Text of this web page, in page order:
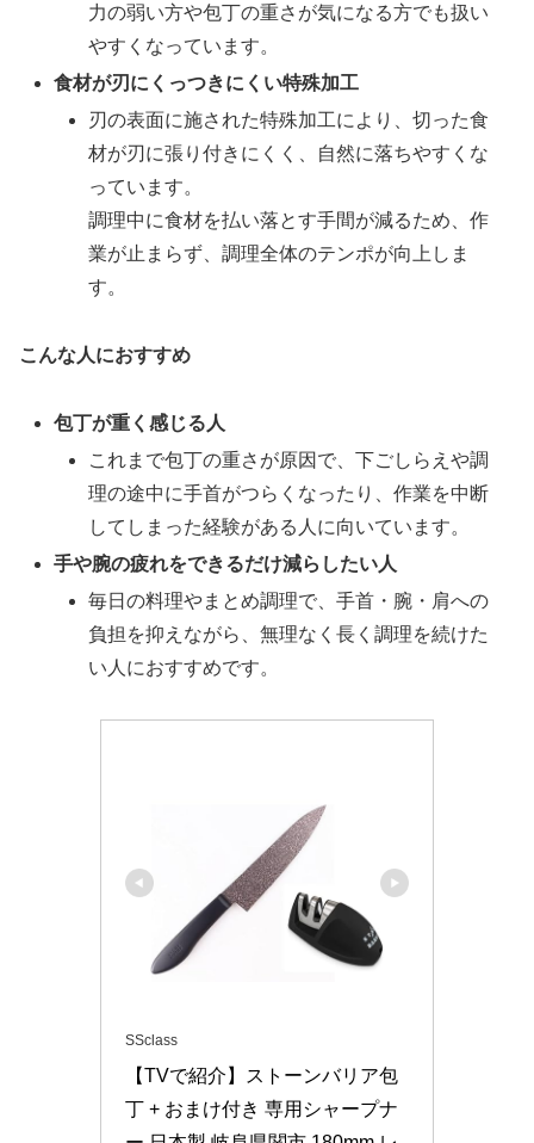
力の弱い方や包丁の重さが気になる方でも扱い
やすくなっています。
食材が刃にくっつきにくい特殊加工
刃の表面に施された特殊加工により、切った食
材が刃に張り付きにくく、自然に落ちやすくな
っています。
調理中に食材を払い落とす手間が減るため、作
業が止まらず、調理全体のテンポが向上しま
す。
こんな人におすすめ
包丁が重く感じる人
これまで包丁の重さが原因で、下ごしらえや調
理の途中に手首がつらくなったり、作業を中断
してしまった経験がある人に向いています。
手や腕の疲れをできるだけ減らしたい人
毎日の料理やまとめ調理で、手首・腕・肩への
負担を抑えながら、無理なく長く調理を続けた
い人におすすめです。
SSclass
【TVで紹介】ストーンバリア包
丁 + おまけ付き 専用シャープナ